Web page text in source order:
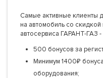
Самые активные клиенты
на автомобиль со скидкой
автосервиса ГАРАНТ-
500 бонусов за
Минимум 1400₽
оборудования;